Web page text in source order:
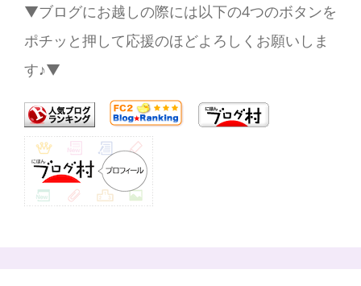
▼ブログにお越しの際には以下の4つのボタンを
ポチッと押して応援のほどよろしくお願いしま
す♪▼